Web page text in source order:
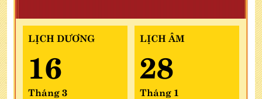
LỊCH DƯƠNG
16
Tháng 3
LỊCH ÂM
28
Tháng 1